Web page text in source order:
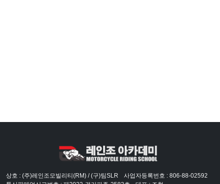
상호 : (주)레인조모빌리티(RM) / (구)팀SLR
사업자등록번호 : 806-88-02592